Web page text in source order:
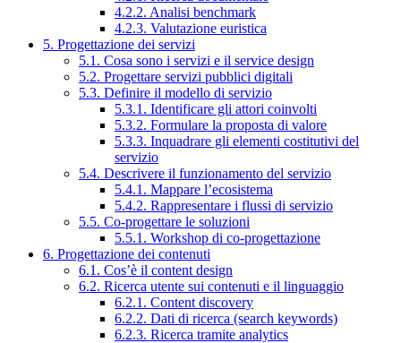
4.2.2. Analisi benchmark
4.2.3. Valutazione euristica
5. Progettazione dei servizi
5.1. Cosa sono i servizi e il service design
5.2. Progettare servizi pubblici digitali
5.3. Definire il modello di servizio
5.3.1. Identificare gli attori coinvolti
5.3.2. Formulare la proposta di valore
5.3.3. Inquadrare gli elementi costitutivi del
servizio
5.4. Descrivere il funzionamento del servizio
5.4.1. Mappare l’ecosistema
5.4.2. Rappresentare i flussi di servizio
5.5. Co-progettare le soluzioni
5.5.1. Workshop di co-progettazione
6. Progettazione dei contenuti
6.1. Cos’è il content design
6.2. Ricerca utente sui contenuti e il linguaggio
6.2.1. Content discovery
6.2.2. Dati di ricerca (search keywords)
6.2.3. Ricerca tramite analytics